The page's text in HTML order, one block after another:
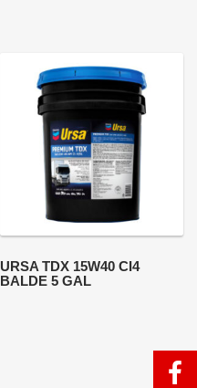
URSA TDX 15W40 CI4
BALDE 5 GAL